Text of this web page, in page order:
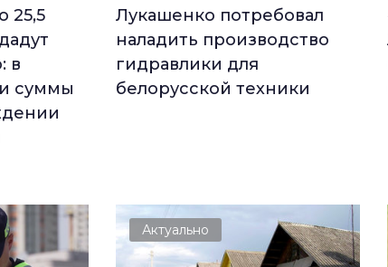
25,5
в
суммы
Лукашенко потребовал
наладить производство
гидравлики для
белорусской техники
Актуально